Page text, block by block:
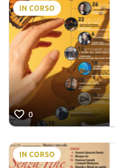
IN CORSO
0
IN CORSO